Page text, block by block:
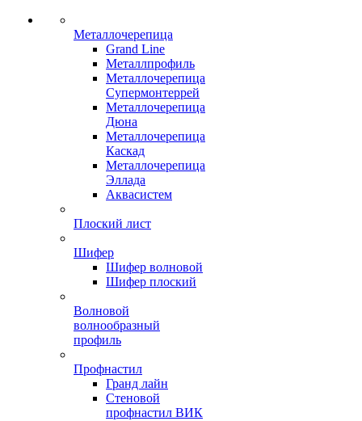
Металлочерепица
Grand Line
Металлпрофиль
Металлочерепица
Супермонтеррей
Металлочерепица
Дюна
Металлочерепица
Каскад
Металлочерепица
Эллада
Аквасистем
Плоский лист
Шифер
Шифер волновой
Шифер плоский
Волновой
волнообразный
профиль
Профнастил
Гранд лайн
Стеновой
профнастил ВИК